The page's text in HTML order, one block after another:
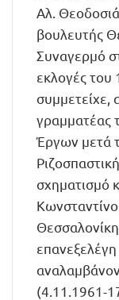
Αλ.
βουλευτής
Συναγερμό
εκλογές του
συμμετείχε,
γραμματέας
Έργων μετά
σχηματισμό
επανεξελέγη
(4.11.1961-